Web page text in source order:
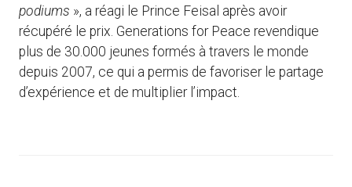
podiums », a réagi le Prince Feisal après avoir
récupéré le prix. Generations for Peace revendique
plus de 30.000 jeunes formés à travers le monde
depuis 2007, ce qui a permis de favoriser le partage
d’expérience et de multiplier l’impact.